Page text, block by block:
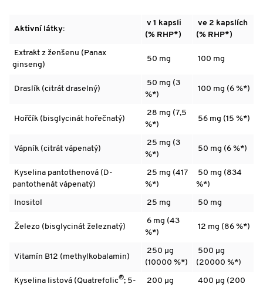
Aktivní látky:
v 1 kapsli
(% RHP*)
ve 2 kapslích
(% RHP*)
Extrakt z ženšenu (Panax
ginseng)
50 mg 100 mg
Draslík (citrát draselný)
50 mg (3
%*)
100 mg (6 %*)
Hořčík (bisglycinát hořečnatý)
28 mg (7,5
%*)
56 mg (15 %*)
Vápník (citrát vápenatý)
25 mg (3
%*)
50 mg (6 %*)
Kyselina pantothenová (D-
pantothenát vápenatý)
25 mg (417
%*)
50 mg (834
%*)
Inositol 25 mg 50 mg
Železo (bisglycinát železnatý)
6 mg (43
%*)
12 mg (86 %*)
Vitamín B12 (methylkobalamin)
250 µg
(10000 %*)
500 µg
(20000 %*)
Kyselina listová (Quatrefolic®; 5-
200 µg
400 µg (200